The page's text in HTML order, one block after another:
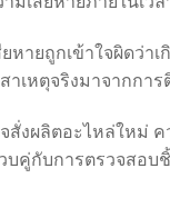
หายถูกเข้าใจผิดว่าเ
าเหตุจริงมาจากการ
งผลิตอะไหล่ใหม่ ค
คู่กับการตรวจสอบ